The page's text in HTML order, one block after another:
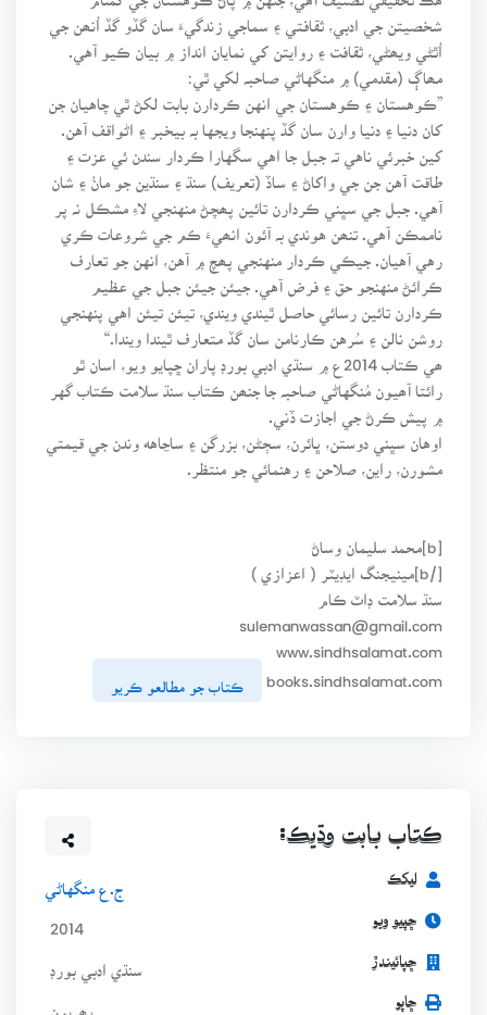
شخصيتن جي ادبي، ثقافتي ۽ سماجي زندگيءَ سان گڏو گڏ اُنھن جي
اُٿڻي ويھڻي، ثقافت ۽ روايتن کي نمايان انداز ۾ بيان ڪيو آهي.
مھاڳ (مقدمي) ۾ منگهاڻي صاحبہ لکي ٿي:
”ڪوهستان ۽ ڪوهستان جي انهن ڪردارن بابت لکڻ ٿي چاهيان جن
کان دنيا ۽ دنيا وارن سان گڏ پنهنجا ويجها بہ بيخبر ۽ اڻواقف آهن.
کين خبرئي ناهي تہ جبل جا اهي سگهارا ڪردار سندن ئي عزت ۽
طاقت آهن جن جي واکاڻ ۽ ساڏ (تعريف) سنڌ ۽ سنڌين جو مانُ ۽ شان
آهي. جبل جي سڀني ڪردارن تائين پھچڻ منهنجي لاءِ مشڪل نہ پر
ناممڪن آهي. تنھن هوندي بہ آئون انھيءَ ڪم جي شروعات ڪري
رهي آهيان. جيڪي ڪردار منهنجي پھچ ۾ آهن، انهن جو تعارف
ڪرائڻ منهنجو حق ۽ فرض آهي. جيئن جيئن جبل جي عظيم
ڪردارن تائين رسائي حاصل ٿيندي ويندي، تيئن تيئن اهي پنهنجي
روشن نالن ۽ سُرهن ڪارنامن سان گڏ متعارف ٿيندا ويندا.“
ھي ڪتاب 2014ع ۾ سنڌي ادبي بورڊ پاران ڇپايو ويو، اسان ٿو
رائتا آھيون مُنگهاڻي صاحبہ جا جنھن ڪتاب سنڌ سلامت ڪتاب گهر
۾ پيش ڪرڻ جي اجازت ڏني.
اوهان سڀني دوستن، ڀائرن، سڄڻن، بزرگن ۽ ساڃاهه وندن جي قيمتي
مشورن، راين، صلاحن ۽ رهنمائي جو منتظر.
[b]محمد سليمان وساڻ
[/b]مينيجنگ ايڊيٽر ( اعزازي )
سنڌ سلامت ڊاٽ ڪام
sulemanwassan@gmail.com
www.sindhsalamat.com
books.sindhsalamat.com
ڪتاب جو مطالعو ڪريو
ڪتاب بابت وڌيڪ:
ليکڪ ج.ع منگهاڻي
ڇپيو ويو 2014
ڇپائيندڙ سنڌي ادبي بورڊ
ڇاپو